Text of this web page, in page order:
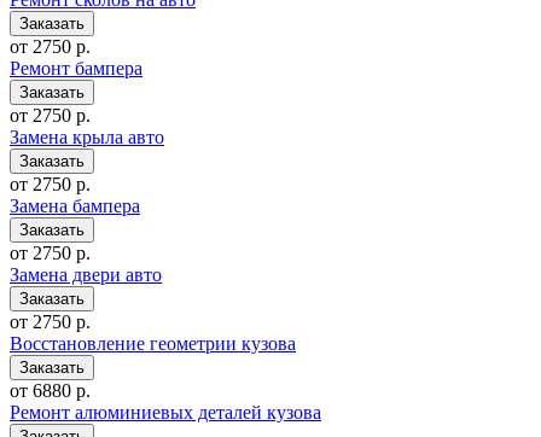
от 2750 р.
Ремонт бампера
от 2750 р.
Замена крыла авто
от 2750 р.
Замена бампера
от 2750 р.
Замена двери авто
от 2750 р.
Восстановление геометрии кузова
от 6880 р.
Ремонт алюминиевых деталей кузова